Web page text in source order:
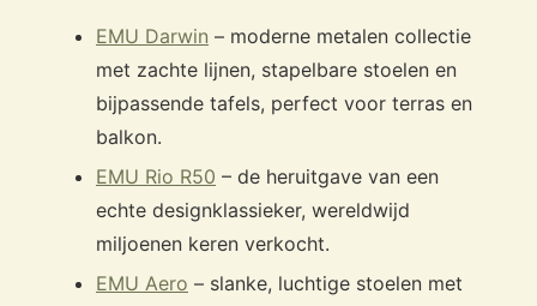
EMU Darwin – moderne metalen collectie
met zachte lijnen, stapelbare stoelen en
bijpassende tafels, perfect voor terras en
balkon.
EMU Rio R50 – de heruitgave van een
echte designklassieker, wereldwijd
miljoenen keren verkocht.
EMU Aero – slanke, luchtige stoelen met